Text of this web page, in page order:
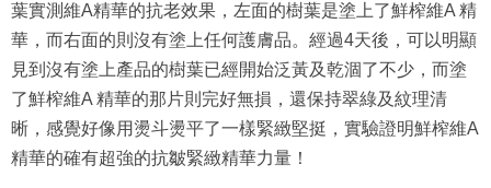
葉實測維A精華的抗老效果，左面的樹葉是塗上了鮮榨維A 精
華，而右面的則沒有塗上任何護膚品。經過4天後，可以明顯
見到沒有塗上產品的樹葉已經開始泛黃及乾涸了不少，而塗
了鮮榨維A 精華的那片則完好無損，還保持翠綠及紋理清
晰，感覺好像用燙斗燙平了一樣緊緻堅挺，實驗證明鮮榨維A
精華的確有超強的抗皺緊緻精華力量！